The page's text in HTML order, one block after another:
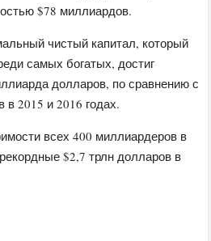
$78 миллиардов.
чистый капитал, который
самых богатых, достиг
долларов, по сравнению с
2015 и 2016 годах.
всех 400 миллиардеров в
$2,7 трлн долларов в